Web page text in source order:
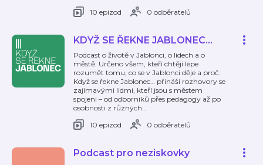
10 epizod
0 odběratelů
KDYŽ SE ŘEKNE JABLONEC...
Podcast o životě v Jablonci, o lidech a o
městě. Určeno všem, kteří chtějí lépe
rozumět tomu, co se v Jablonci děje a proč.
Když se řekne Jablonec… přináší rozhovory se
zajímavými lidmi, kteří jsou s městem
spojeni – od odborníků přes pedagogy až po
osobnosti z různých…
10 epizod
0 odběratelů
Podcast pro neziskovky